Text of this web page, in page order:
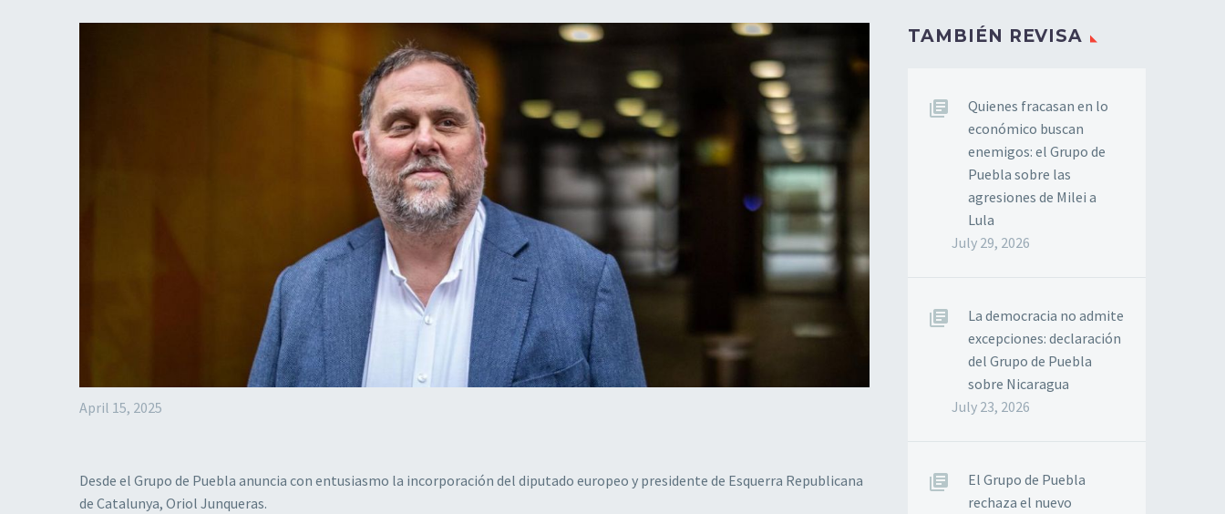
April 15, 2025
Desde el Grupo de Puebla anuncia con entusiasmo la incorporación del diputado europeo y presidente de Esquerra Republicana
de Catalunya, Oriol Junqueras.
TAMBIÉN REVISA
Quienes fracasan en lo
económico buscan
enemigos: el Grupo de
Puebla sobre las
agresiones de Milei a
Lula
July 29, 2026
La democracia no admite
excepciones: declaración
del Grupo de Puebla
sobre Nicaragua
July 23, 2026
El Grupo de Puebla
rechaza el nuevo